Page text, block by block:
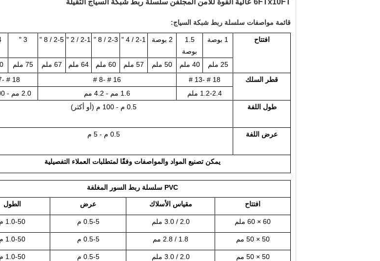
6FTx10FT عالية القوة للأمن المجلفن سلسلة ربط شبكة السياج الثقيلة
قائمة مواصفات سلسلة ربط شبكة السياج:
افتتاح 1 بوصة
1.5
بوصة
2 بوصة 2-1 / 4 "
2-3 / 8 "
2-1 / 2 "
2-5 / 8 "
3 "
4
25 ملم 40 ملم 50 ملم 57 ملم 60 ملم 64 ملم 67 ملم 75 ملم
قطر السلك
18 # -13 #
16 # -8 #
18 # -7 #
1.2-2.4 ملم
1.6 مم - 4.2 مم
2.0 مم - 5.00 مم
طول اللفة
0.5 م - 100 م (أو أكثر)
عرض اللفة 0.5 م - 5 م
يمكن تصنيع المواد والمواصفات وفقًا لمتطلبات العملاء التفصيلية
PVC سلسلة ربط السور المغلفة
افتتاح مقياس الأسلاك عرض الطول
60 × 60 ملم 2.0 / 3.0 ملم 0.5-5 م 1.0-50 م
50 × 50 مم 1.8 / 2.8 مم 0.5-5 م 1.0-50 م
50 × 50 مم 2.0 / 3.0 ملم 0.5-5 م 1.0-50 م